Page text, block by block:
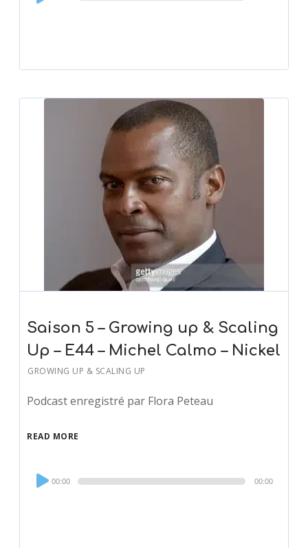
Player
Saison 5 – Growing up & Scaling
Up – E44 – Michel Calmo – Nickel
GROWING UP & SCALING UP
Podcast enregistré par Flora Peteau
READ MORE
Audio
Player
00:00 00:00